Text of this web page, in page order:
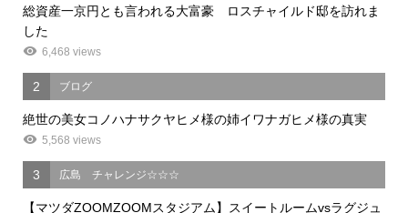
総資産一京円とも言われる大富豪 ロスチャイルド邸を訪れま
した
6,468 views
2 ブログ
絶世の美女コノハナサクヤヒメ様の姉イワナガヒメ様の真実
5,568 views
3 広島 チャレンジ☆☆☆
【マツダZOOMZOOMスタジアム】スイートルームvsラグジュ